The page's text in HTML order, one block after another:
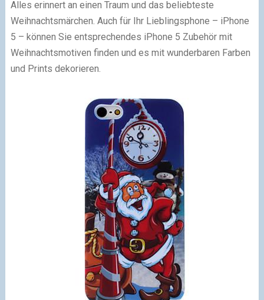
Alles erinnert an einen Traum und das beliebteste
Weihnachtsmärchen. Auch für Ihr Lieblingsphone – iPhone
5 – können Sie entsprechendes iPhone 5 Zubehör mit
Weihnachtsmotiven finden und es mit wunderbaren Farben
und Prints dekorieren.